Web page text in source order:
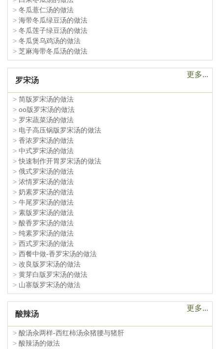
> 冬瓜薏仁汤的做法
> 海带冬瓜绿豆汤的做法
> 冬瓜莲子绿豆汤的做法
> 冬瓜煲乌鸡汤的做法
> 芝麻海带冬瓜汤的做法
罗宋汤
更多...
> 简版罗宋汤的做法
> oo版罗宋汤的做法
> 罗宋蔬菜汤的做法
> 电子高压锅版罗宋汤的做法
> 香浓罗宋汤的做法
> 中式罗宋汤的做法
>快速制作开胃罗宋汤的做法
> 俄式罗宋汤的做法
> 浓情罗宋汤的做法
> 奶素罗宋汤的做法
> 牛尾罗宋汤的做法
> 素版罗宋汤的做法
> 酸香罗宋汤的做法
> 纯素罗宋汤的做法
> 西式罗宋汤的做法
> 西餐中做-香罗宋汤的做法
> 改良版罗宋汤的做法
> 黄芽白版罗宋汤的做法
> 山寨版罗宋汤的做法
酸辣汤
更多...
> 酸汤汆两样-西红柿汤汆猪腰与猪肝
> 酸辣汤的做法